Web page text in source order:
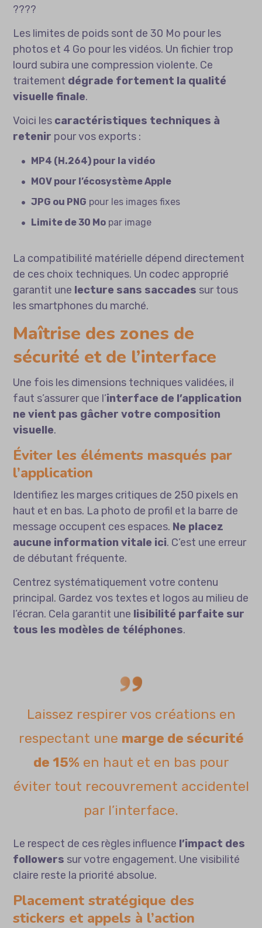
????
Les limites de poids sont de 30 Mo pour les
photos et 4 Go pour les vidéos. Un fichier trop
lourd subira une compression violente. Ce
traitement dégrade fortement la qualité
visuelle finale.
Voici les caractéristiques techniques à
retenir pour vos exports :
MP4 (H.264) pour la vidéo
MOV pour l’écosystème Apple
JPG ou PNG pour les images fixes
Limite de 30 Mo par image
La compatibilité matérielle dépend directement
de ces choix techniques. Un codec approprié
garantit une lecture sans saccades sur tous
les smartphones du marché.
Maîtrise des zones de
sécurité et de l’interface
Une fois les dimensions techniques validées, il
faut s’assurer que l’interface de l’application
ne vient pas gâcher votre composition
visuelle.
Éviter les éléments masqués par
l’application
Identifiez les marges critiques de 250 pixels en
haut et en bas. La photo de profil et la barre de
message occupent ces espaces. Ne placez
aucune information vitale ici. C’est une erreur
de débutant fréquente.
Centrez systématiquement votre contenu
principal. Gardez vos textes et logos au milieu de
l’écran. Cela garantit une lisibilité parfaite sur
tous les modèles de téléphones.
Laissez respirer vos créations en
respectant une marge de sécurité
de 15% en haut et en bas pour
éviter tout recouvrement accidentel
par l’interface.
Le respect de ces règles influence l’impact des
followers sur votre engagement. Une visibilité
claire reste la priorité absolue.
Placement stratégique des
stickers et appels à l’action